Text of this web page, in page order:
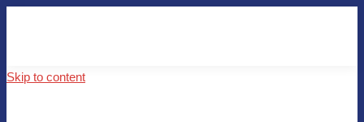
Skip to content